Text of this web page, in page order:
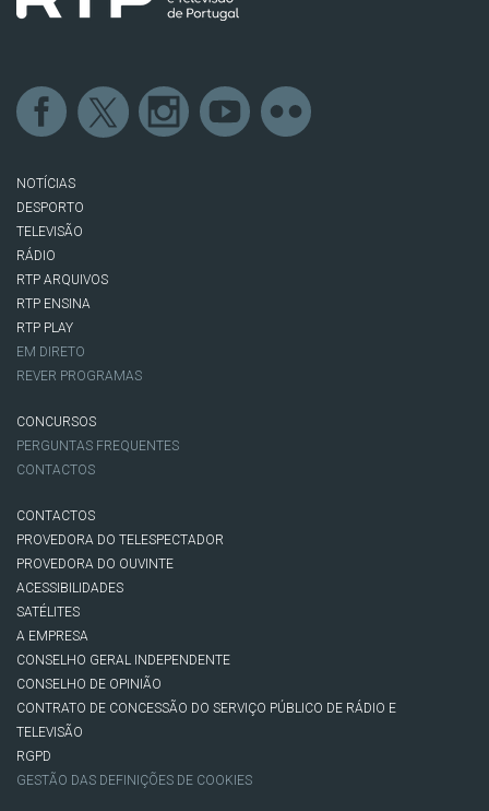
NOTÍCIAS
DESPORTO
TELEVISÃO
RÁDIO
RTP ARQUIVOS
RTP ENSINA
RTP PLAY
EM DIRETO
REVER PROGRAMAS
CONCURSOS
PERGUNTAS FREQUENTES
CONTACTOS
CONTACTOS
PROVEDORA DO TELESPECTADOR
PROVEDORA DO OUVINTE
ACESSIBILIDADES
SATÉLITES
A EMPRESA
CONSELHO GERAL INDEPENDENTE
CONSELHO DE OPINIÃO
CONTRATO DE CONCESSÃO DO SERVIÇO PÚBLICO DE RÁDIO E
TELEVISÃO
RGPD
GESTÃO DAS DEFINIÇÕES DE COOKIES